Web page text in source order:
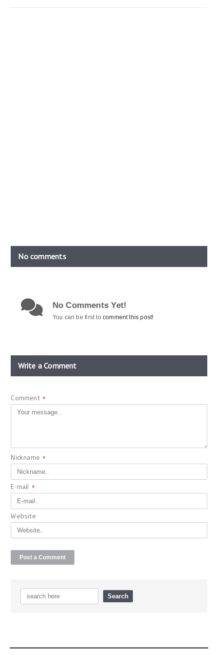
No comments
No Comments Yet!
You can be first to comment this post!
Write a Comment
Comment *
Nickname *
E-mail *
Website